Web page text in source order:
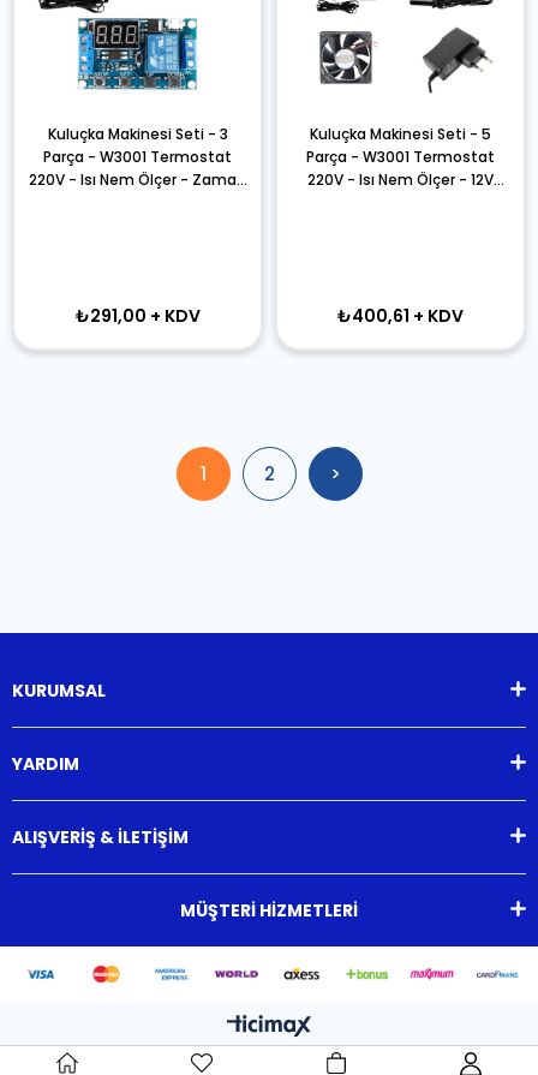
Kuluçka Makinesi Seti - 3
Parça - W3001 Termostat
220V - Isı Nem Ölçer - Zaman
₺291,00 + KDV
Kuluçka Makinesi Seti - 5
Parça - W3001 Termostat
220V - Isı Nem Ölçer - 12V
₺400,61 + KDV
1 2 >
KURUMSAL
YARDIM
ALIŞVERİŞ & İLETİŞİM
MÜŞTERİ HİZMETLERİ